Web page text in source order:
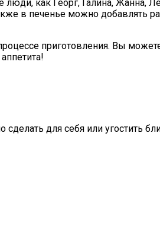
как Георг, Галина, Жанна,
в печенье можно добавлять
приготовления. Вы
для себя или угостить